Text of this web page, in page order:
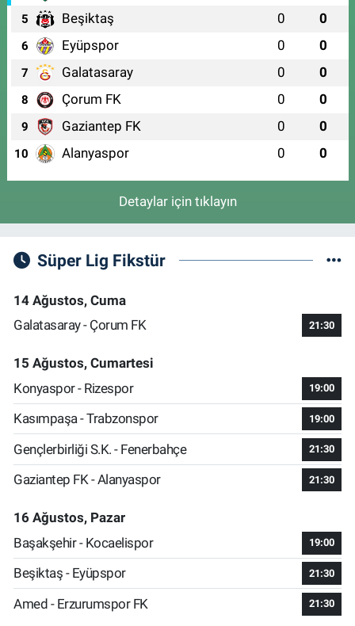
5 Beşiktaş 0 0
6 Eyüpspor 0 0
7 Galatasaray 0 0
8 Çorum FK 0 0
9 Gaziantep FK 0 0
10 Alanyaspor 0 0
Detaylar için tıklayın
Süper Lig Fikstür
14 Ağustos, Cuma
Galatasaray - Çorum FK
21:30
15 Ağustos, Cumartesi
Konyaspor - Rizespor
19:00
Kasımpaşa - Trabzonspor 19:00
Gençlerbirliği S.K. - Fenerbahçe 21:30
Gaziantep FK - Alanyaspor 21:30
16 Ağustos, Pazar
Başakşehir - Kocaelispor
19:00
Beşiktaş - Eyüpspor 21:30
Amed - Erzurumspor FK 21:30